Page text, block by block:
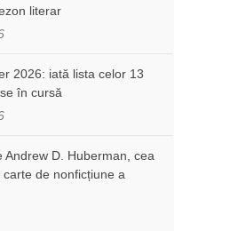
literar
2026: iată lista celor 13
în cursă
Andrew D. Huberman, cea
de nonficțiune a